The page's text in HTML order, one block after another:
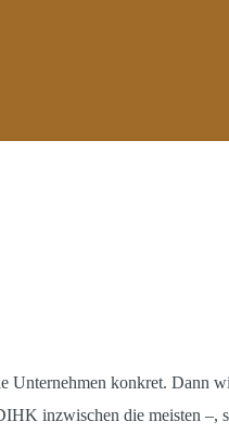
konkret. Dann
inzwischen die meisten –,